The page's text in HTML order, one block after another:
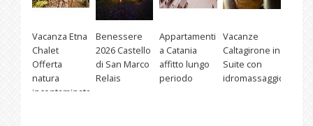
Vacanza Etna
Chalet
Offerta
natura
incontaminata
Benessere
2026 Castello
di San Marco
Relais
Appartamenti
a Catania
affitto lungo
periodo
Vacanze
Caltagirone in
Suite con
idromassaggio